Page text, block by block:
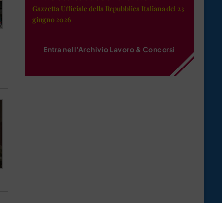
Gazzetta Ufficiale della Repubblica Italiana del 23
giugno 2026
Entra nell'Archivio Lavoro & Concorsi